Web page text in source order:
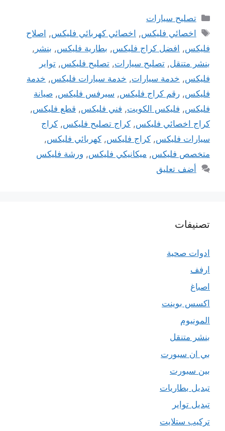
التصنيفات
تصليح سيارات
الوسوم
اخصائي فليكس, اخصائي كهربائي فليكس, اصلاح
فليكس, افضل كراج فليكس, بطارية فليكس, بنشر ,
بنشر متنقل, تصليح سيارات, تصليح فليكس, تواير
فليكس, خدمة سيارات, خدمة سيارات فليكس, خدمة
فليكس, رقم كراج فليكس, سيرفس فليكس, صيانة
فليكس, فليكس الكويت, فني فليكس, قطع فليكس,
كراج اخصائي فليكس, كراج تصليح فليكس, كراج
سيارات فليكس, كراج فليكس, كهربائي فليكس,
متخصص فليكس, ميكانيكي فليكس, ورشة فليكس
أضف تعليق
تصنيفات
ادوات صحية
ارفف
اصباغ
اكسس بوينت
المونيوم
بنشر متنقل
بي ان سبورت
بين سبورت
تبديل بطاريات
تبديل تواير
تركيب ستلايت